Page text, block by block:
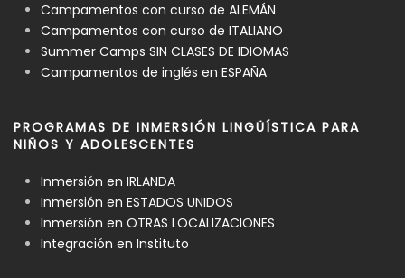
Campamentos con curso de ALEMÁN
Campamentos con curso de ITALIANO
Summer Camps SIN CLASES DE IDIOMAS
Campamentos de inglés en ESPAÑA
PROGRAMAS DE INMERSIÓN LINGÜÍSTICA PARA
NIÑOS Y ADOLESCENTES
Inmersión en IRLANDA
Inmersión en ESTADOS UNIDOS
Inmersión en OTRAS LOCALIZACIONES
Integración en Instituto